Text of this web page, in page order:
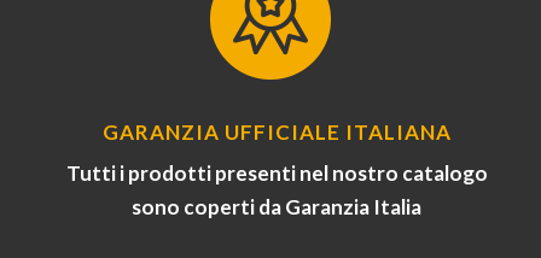
GARANZIA UFFICIALE ITALIANA
Tutti i prodotti presenti nel nostro catalogo
sono coperti da Garanzia Italia